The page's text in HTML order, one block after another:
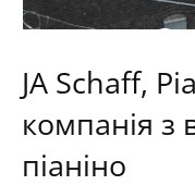
JA Schaff,
компанія з
піаніно